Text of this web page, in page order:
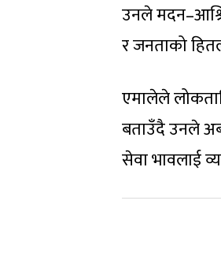
उनले
र जनताको
एमालेले
बताउँदै उनले
सेवा भावलाई